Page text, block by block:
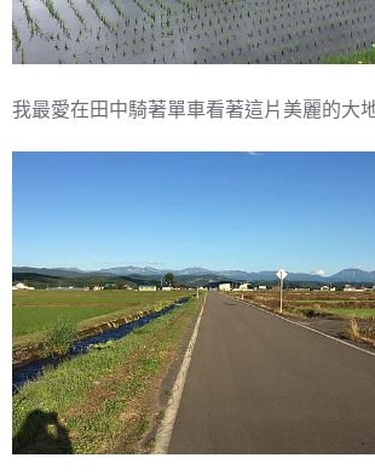
我最愛在田中騎著單車看著這片美麗的大